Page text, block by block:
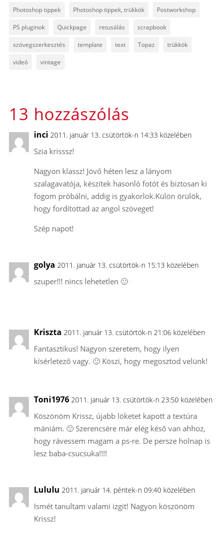
Photoshop tippek Photoshop tippek, trükkök Postworkshop
PS pluginok Quickpage retusálás scrapbook
szövegszerkesztés template text Topaz trükkök
videó vintage
13 hozzászólás
inci 2011. január 13. csütörtök-n 14:33 közelében
Szia krisssz!
Nagyon klassz! Jövő héten lesz a lányom
szalagavatója, készítek hasonló fotót és biztosan ki
fogom próbálni, addig is gyakorlok.Külön örülök,
hogy fordítottad az angol szöveget!
Szép napot!
golya 2011. január 13. csütörtök-n 15:13 közelében
szuper!!! nincs lehetetlen 🙂
Kriszta 2011. január 13. csütörtök-n 21:06 közelében
Fantasztikus! Nagyon szeretem, hogy ilyen
kísérletező vagy. 🙂 Köszi, hogy megosztod velünk!
Toni1976 2011. január 13. csütörtök-n 23:50 közelében
Köszönöm Krissz, újabb löketet kapott a textúra
mániám. 🙂 Szerencsére már elég késő van ahhoz,
hogy rávessem magam a ps-re. De persze holnap is
lesz baba-csucsuka!!!!
Lululu 2011. január 14. péntek-n 09:40 közelében
Ismét tanultam valami izgit! Nagyon köszönöm
Krissz!